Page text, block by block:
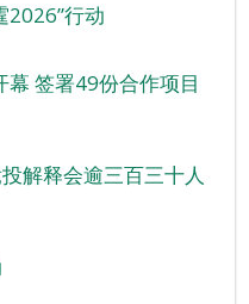
2026”行动
签署49份合作项目
解释会逾三百三十人